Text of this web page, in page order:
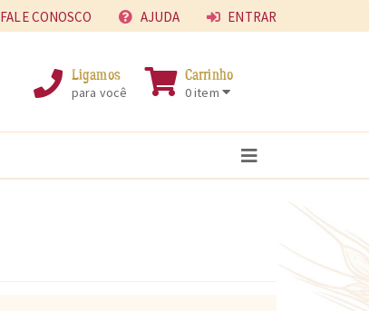
FALE CONOSCO AJUDA ENTRAR
Ligamos
para você
Carrinho
0 item